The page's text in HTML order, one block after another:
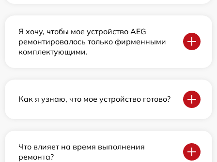
Я хочу, чтобы мое устройство AEG
ремонтировалось только фирменными
комплектующими.
Как я узнаю, что мое устройство готово?
Что влияет на время выполнения
ремонта?